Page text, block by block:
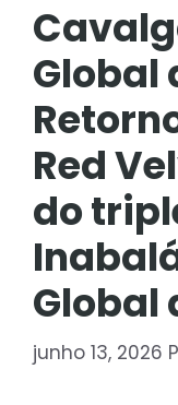
Global
Red
do
Global
junho 13, 2026